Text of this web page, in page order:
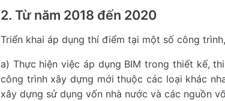
2. Từ năm 2018 đến 2020
Triển khai áp dụng thí điểm tại một số công
a) Thực hiện việc áp dụng BIM trong thiết kế,
công trình xây dựng mới thuộc các loại khác
xây dựng sử dụng vốn nhà nước và các nguồn